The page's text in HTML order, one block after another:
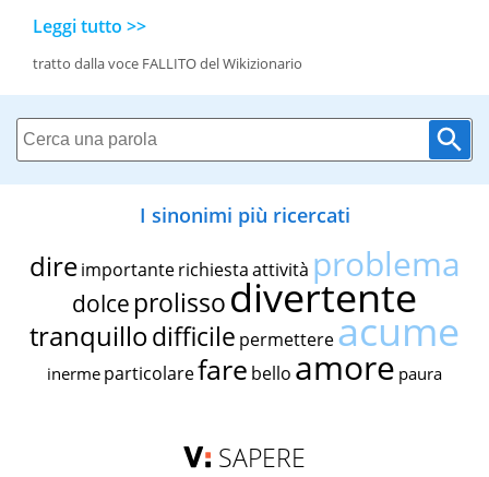
Leggi tutto >>
tratto dalla voce FALLITO del Wikizionario
I sinonimi più ricercati
dire importante richiestaattività problema
dolce prolissodivertente
tranquillodifficile permettereacume
inerme particolarefare bello amore paura
SAPERE